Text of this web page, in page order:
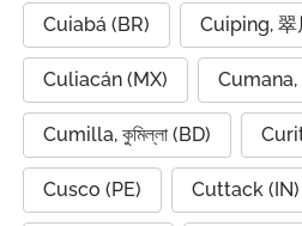
Cuiabá (BR) Cuiping, 翠
Culiacán (MX) Cumana,
Cumilla, কুমিল্লা (BD)
Cusco (PE) Cuttack (IN)